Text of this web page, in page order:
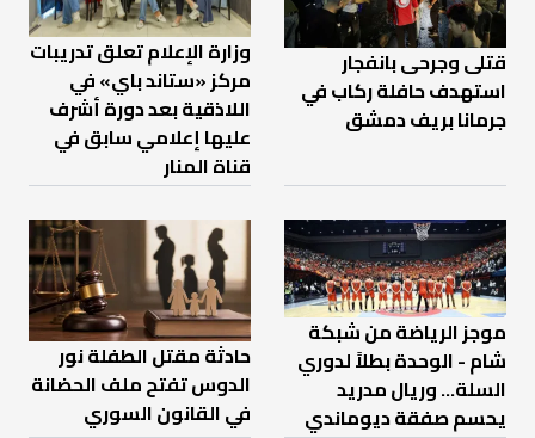
قتلى وجرحى بانفجار
استهدف حافلة ركاب في
جرمانا بريف دمشق
وزارة الإعلام تعلق تدريبات
مركز «ستاند باي» في
اللاذقية بعد دورة أشرف
عليها إعلامي سابق في
قناة المنار
موجز الرياضة من شبكة
شام - الوحدة بطلاً لدوري
السلة... وريال مدريد
يحسم صفقة ديوماندي
حادثة مقتل الطفلة نور
الدوس تفتح ملف الحضانة
في القانون السوري